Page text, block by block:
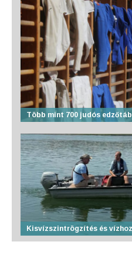
Több mint 700 judós
Kisvízszintrögzítés és